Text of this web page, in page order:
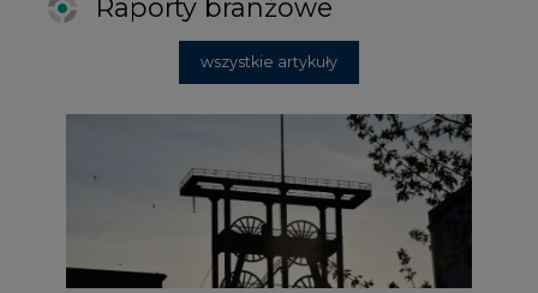
Raporty branżowe
wszystkie artykuły